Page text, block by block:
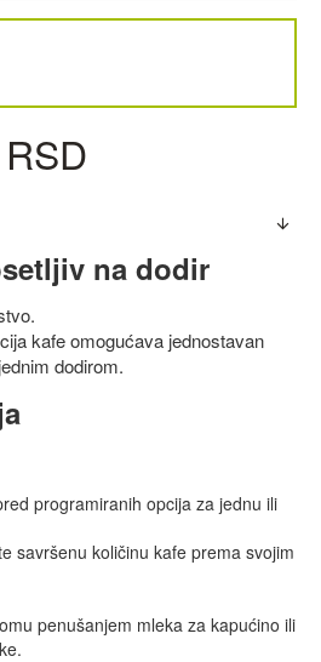
na dodir
kafe omogućava jednostavan
dodirom.
programiranih opcija za jednu ili
savršenu količinu kafe prema svojim
penušanjem mleka za kapućino ili